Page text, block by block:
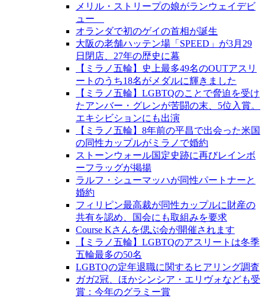
メリル・ストリープの娘がランウェイデビ
ュー
オランダで初のゲイの首相が誕生
大阪の老舗ハッテン場「SPEED」が3月29
日閉店、27年の歴史に幕
【ミラノ五輪】史上最多49名のOUTアスリ
ートのうち18名がメダルに輝きました
【ミラノ五輪】LGBTQのことで脅迫を受け
たアンバー・グレンが苦闘の末、5位入賞。
エキシビションにも出演
【ミラノ五輪】8年前の平昌で出会った米国
の同性カップルがミラノで婚約
ストーンウォール国定史跡に再びレインボ
ーフラッグが掲揚
ラルフ・シューマッハが同性パートナーと
婚約
フィリピン最高裁が同性カップルに財産の
共有を認め、国会にも取組みを要求
Course Kさんを偲ぶ会が開催されます
【ミラノ五輪】LGBTQのアスリートは冬季
五輪最多の50名
LGBTQの定年退職に関するヒアリング調査
ガガ2冠、ほかシンシア・エリヴォなども受
賞：今年のグラミー賞